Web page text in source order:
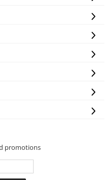
promotions